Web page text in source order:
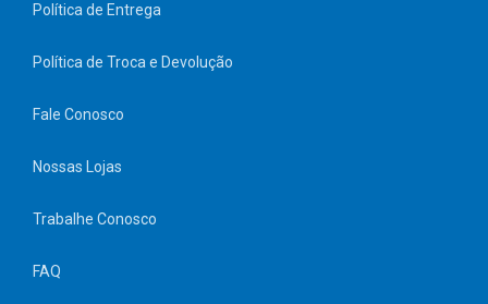
Política de Entrega
Política de Troca e Devolução
Fale Conosco
Nossas Lojas
Trabalhe Conosco
FAQ